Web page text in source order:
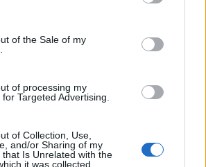
of the Sale of my
of processing my
Targeted Advertising.
of Collection, Use,
and/or Sharing of my
that Is Unrelated with the
it was collected.
scavano nel torbido,
alla ricerca di un titolo che
il tempo di verificare. La
come se tutto il mondo
Come se non si potesse
senza dire Garlasco.
un teatro con i protagonisti, le
nascosti, i sobillatori. Gli
misteriose gemelle Cappa,
dei Ris Garofano. E i nuovi